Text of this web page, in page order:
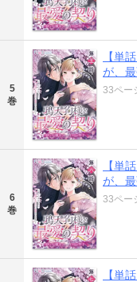
5
巻
【単
が、
33ペー
6
巻
【単
が、
33ペー
【単